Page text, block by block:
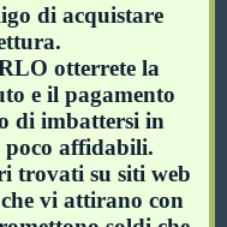
di acquistare
otterrete la
e il pagamento
di imbattersi in
poco affidabili.
trovati su siti web
vi attirano con